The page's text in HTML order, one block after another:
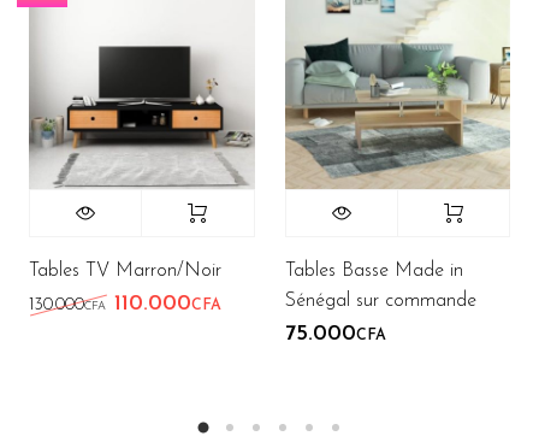
Tables TV Marron/Noir
130.000CFA Le prix initial était : 130.000CFA.
110.000CFA Le prix actuel est : 110.000CFA.
Tables Basse Made in
Sénégal sur commande
75.000CFA